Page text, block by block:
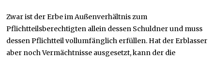
Zwar ist der Erbe im Außenverhältnis zum
Pflichtteilsberechtigten allein dessen Schuldner und muss
dessen Pflichtteil vollumfänglich erfüllen. Hat der Erblasser
aber noch Vermächtnisse ausgesetzt, kann der die